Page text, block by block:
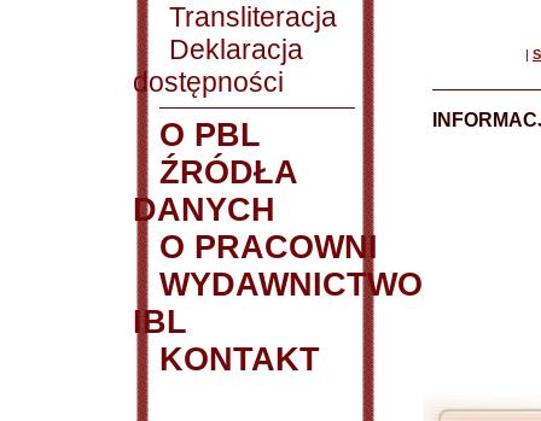
Transliteracja
Deklaracja
dostępności
O PBL
ŹRÓDŁA
DANYCH
O PRACOWNI
WYDAWNICTWO
IBL
KONTAKT
|